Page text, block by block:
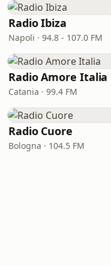
Radio Ibiza
Napoli · 94.8 - 107.0 FM
Radio Amore Italia
Catania · 99.4 FM
Radio Cuore
Bologna · 104.5 FM